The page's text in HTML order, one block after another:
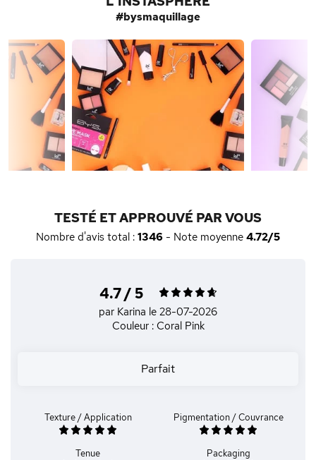
#bysmaquillage
TESTÉ ET APPROUVÉ PAR VOUS
Nombre d'avis total : 1346 - Note moyenne 4.72/5
4.7 / 5
par Karina le 28-07-2026
Couleur : Coral Pink
Parfait
Texture / Application Pigmentation / Couvrance
Tenue Packaging